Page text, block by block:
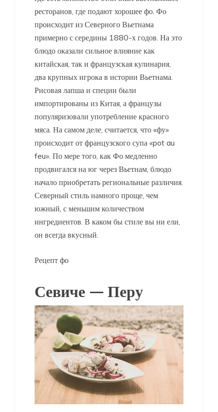
ресторанов, где подают хорошее фо. Фо
происходит из Северного Вьетнама
примерно с середины 1880-х годов. На это
блюдо оказали сильное влияние как
китайская, так и французская кулинария,
два крупных игрока в истории Вьетнама.
Рисовая лапша и специи были
импортированы из Китая, а французы
популяризовали употребление красного
мяса. На самом деле, считается, что «фу»
происходит от французского супа «pot au
feu». По мере того, как Фо медленно
продвигался на юг через Вьетнам, блюдо
начало приобретать региональные различия.
Северный стиль намного проще, чем
южный, с меньшим количеством
ингредиентов. В каком бы стиле вы ни ели,
он всегда вкусный.
Рецепт фо
Севиче — Перу